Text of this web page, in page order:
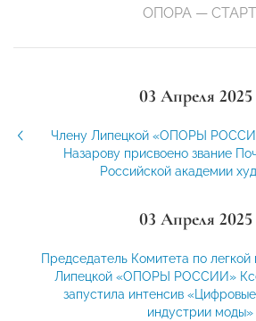
ОПОРА — СТАРТ
03 Апреля 2025
Члену Липецкой «ОПОРЫ
Назарову присвоено звание
Российской академии
03 Апреля 2025
Председатель Комитета по
Липецкой «ОПОРЫ РОССИИ»
запустила интенсив
индустрии моды»